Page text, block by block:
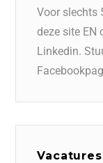
Voor slechts
deze site EN
Linkedin.